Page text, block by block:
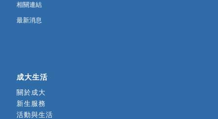
相關連結
最新消息
成大生活
關於成大
新生服務
活動與生活